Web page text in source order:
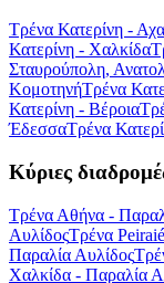
Τρένα Κατερίνη -
Κατερίνη - Χαλκίδα
Σταυρούπολη,
ΚομοτηνήΤρένα
Κατερίνη - Βέροια
ΈδεσσαΤρένα
Κύριες
Τρένα Αθήνα -
ΑυλίδοςΤρένα
Παραλία Αυλίδος
Χαλκίδα - Παραλία